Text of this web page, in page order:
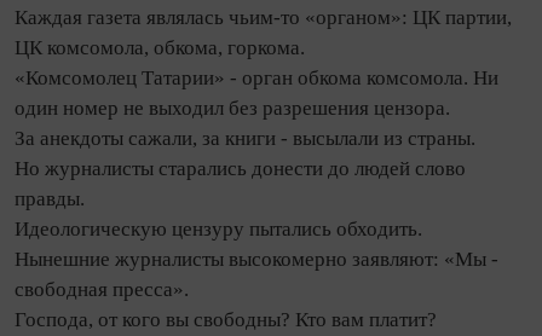
Каждая газета являлась чьим-то «органом»: ЦК партии,
ЦК комсомола, обкома, горкома.
«Комсомолец Татарии» - орган обкома комсомола. Ни
один номер не выходил без разрешения цензора.
За анекдоты сажали, за книги - высылали из страны.
Но журналисты старались донести до людей слово
правды.
Идеологическую цензуру пытались обходить.
Нынешние журналисты высокомерно заявляют: «Мы -
свободная пресса».
Господа, от кого вы свободны? Кто вам платит?